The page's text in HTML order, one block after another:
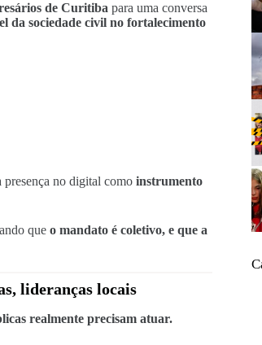
de Curitiba para uma conversa
da sociedade civil no fortalecimento
presença no digital como instrumento
que o mandato é coletivo, e que a
lideranças locais
realmente precisam atuar.